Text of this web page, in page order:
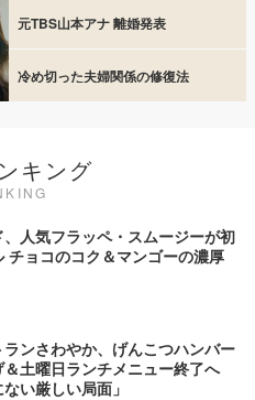
元TBS山本アナ 離婚発表
冷め切った夫婦関係の修復法
キング
人気フラッペ・スムージーが初
チョコのコク＆マンゴーの濃厚
ンさわやか、げんこつハンバー
土曜日ランチメニュー終了へ
ない厳しい局面」